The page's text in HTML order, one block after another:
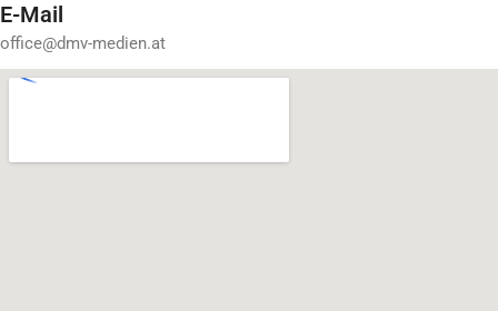
E-Mail
office@dmv-medien.at